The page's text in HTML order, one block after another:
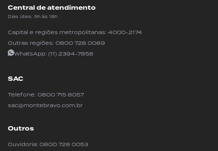
Central de atendimento
Dias úteis: 9h às 18h
Capital e regiões metropolitanas: 4000-2174
Outras regiões: 0800 728 0089
WhatsApp: (11) 2394-7858
SAC
Telefone: 0800 715 8057
sac@montebravo.com.br
Outros
Ouvidoria: 0800 728 0053